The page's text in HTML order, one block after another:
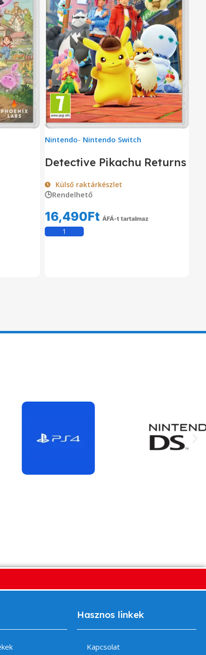
Nintendo- Nintendo Switch
Detective Pikachu Returns
Külső raktárkészlet
🕒Rendelhető
16,490Ft ÁFÁ-t tartalmaz
Hasznos linkek
Kapcsolat